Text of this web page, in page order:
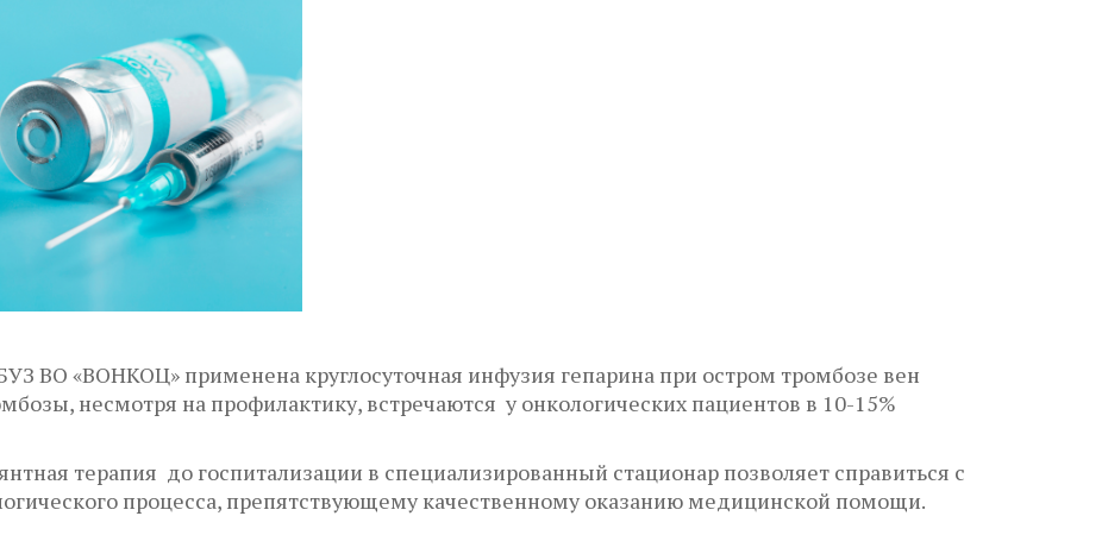
ВО «ВОНКОЦ» применена круглосуточная инфузия гепарина при остром тромбозе вен
несмотря на профилактику, встречаются у онкологических пациентов в 10-15%
терапия до госпитализации в специализированный стационар позволяет справиться с
процесса, препятствующему качественному оказанию медицинской помощи.